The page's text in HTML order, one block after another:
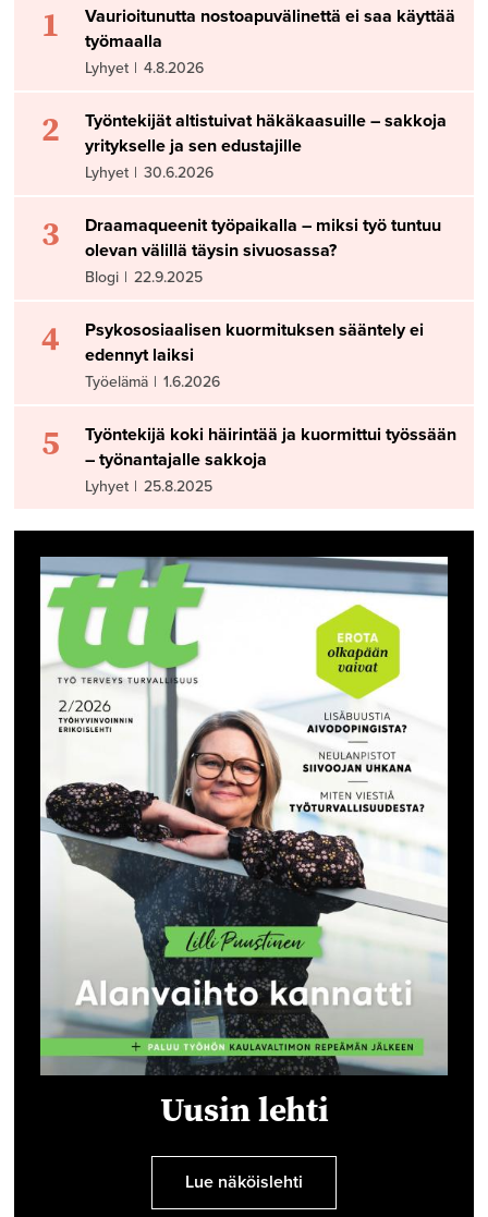
1
Vaurioitunutta nostoapuvälinettä ei saa käyttää
työmaalla
Lyhyet | 4.8.2026
2
Työntekijät altistuivat häkäkaasuille – sakkoja
yritykselle ja sen edustajille
Lyhyet | 30.6.2026
3
Draamaqueenit työpaikalla – miksi työ tuntuu
olevan välillä täysin sivuosassa?
Blogi | 22.9.2025
4
Psykososiaalisen kuormituksen sääntely ei
edennyt laiksi
Työelämä | 1.6.2026
5
Työntekijä koki häirintää ja kuormittui työssään
– työnantajalle sakkoja
Lyhyet | 25.8.2025
Uusin lehti
Lue näköislehti